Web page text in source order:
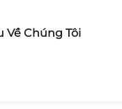
Về Chúng Tôi